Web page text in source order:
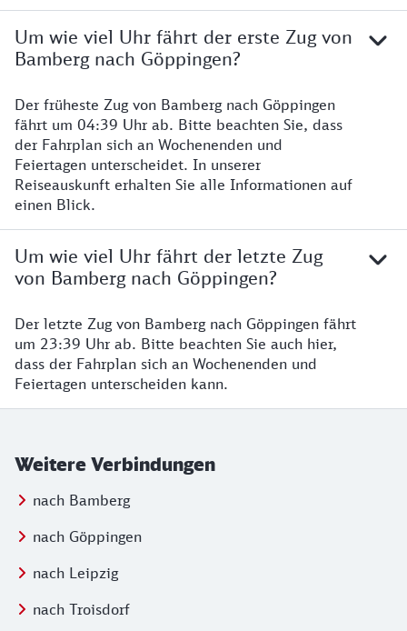
Um wie viel Uhr fährt der erste Zug von
Bamberg nach Göppingen?
Der früheste Zug von Bamberg nach Göppingen
fährt um 04:39 Uhr ab. Bitte beachten Sie, dass
der Fahrplan sich an Wochenenden und
Feiertagen unterscheidet. In unserer
Reiseauskunft erhalten Sie alle Informationen auf
einen Blick.
Um wie viel Uhr fährt der letzte Zug
von Bamberg nach Göppingen?
Der letzte Zug von Bamberg nach Göppingen fährt
um 23:39 Uhr ab. Bitte beachten Sie auch hier,
dass der Fahrplan sich an Wochenenden und
Feiertagen unterscheiden kann.
Weitere Verbindungen
nach Bamberg
nach Göppingen
nach Leipzig
nach Troisdorf